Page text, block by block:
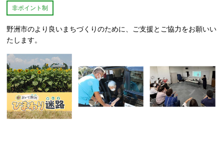
非ポイント制
野洲市のより良いまちづくりのために、ご支援とご協力をお願いい
たします。